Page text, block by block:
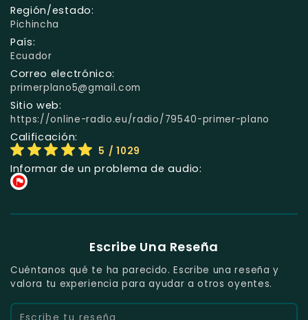
Región/estado:
Pichincha
País:
Ecuador
Correo electrónico:
primerplano5@gmail.com
Sitio web:
https://online-radio.eu/radio/79540-primer-plano
Calificación:
5 / 1029
Informar de un problema de audio:
Escribe Una Reseña
Cuéntanos qué te ha parecido. Escribe una reseña y
valora tu experiencia para ayudar a otros oyentes.